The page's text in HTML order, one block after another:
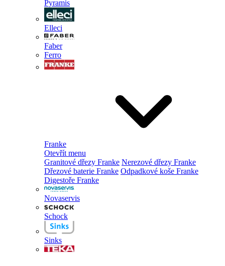
Pyramis
Elleci
Faber
Ferro
Franke
Otevřít menu
Granitové dřezy Franke Nerezové dřezy Franke
Dřezové baterie Franke Odpadkové koše Franke
Digestoře Franke
Novaservis
Schock
Sinks